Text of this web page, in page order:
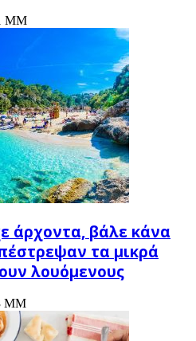
ΜΜ
άρχοντα, βάλε κάνα
τα μικρά
λουόμενους
ΜΜ